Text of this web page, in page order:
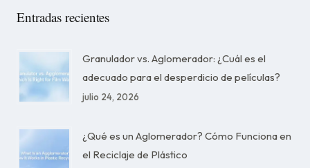
Entradas recientes
Granulador vs. Aglomerador: ¿Cuál es el
adecuado para el desperdicio de películas?
julio 24, 2026
¿Qué es un Aglomerador? Cómo Funciona en
el Reciclaje de Plástico